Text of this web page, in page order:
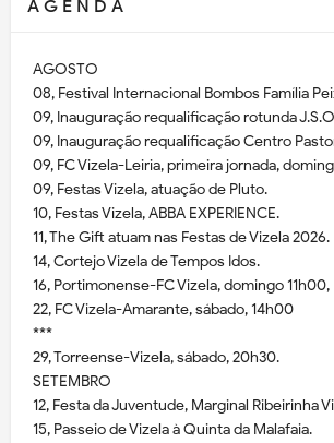
A G E N D A
AGOSTO
08, Festival Internacional Bombos Família
09, Inauguração requalificação rotunda
09, Inauguração requalificação Centro
09, FC Vizela-Leiria, primeira jornada,
09, Festas Vizela, atuação de Pluto.
10, Festas Vizela, ABBA EXPERIENCE.
11, The Gift atuam nas Festas de Vizela 2026.
14, Cortejo Vizela de Tempos Idos.
16, Portimonense-FC Vizela, domingo 11h00,
22, FC Vizela-Amarante, sábado, 14h00
***
29, Torreense-Vizela, sábado, 20h30.
SETEMBRO
12, Festa da Juventude, Marginal Ribeirinha
15, Passeio de Vizela à Quinta da Malafaia.